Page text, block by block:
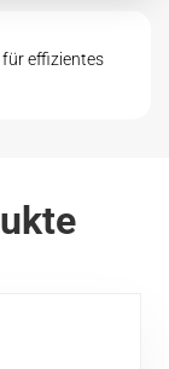
effizientes